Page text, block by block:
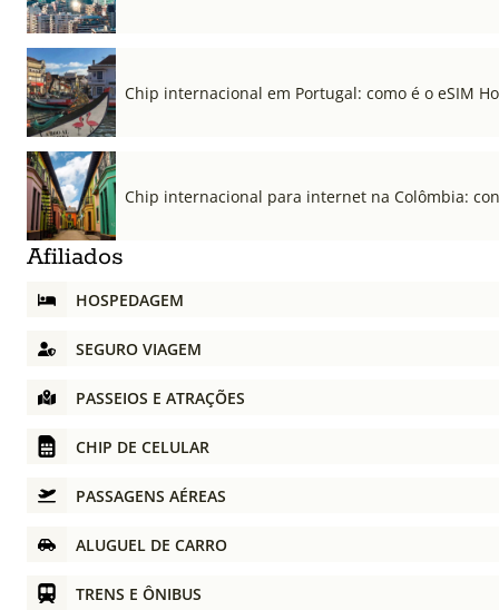
Chip internacional em Portugal: como é o eSIM
Chip internacional para internet na Colômbia:
Afiliados
HOSPEDAGEM
SEGURO VIAGEM
PASSEIOS E ATRAÇÕES
CHIP DE CELULAR
PASSAGENS AÉREAS
ALUGUEL DE CARRO
TRENS E ÔNIBUS